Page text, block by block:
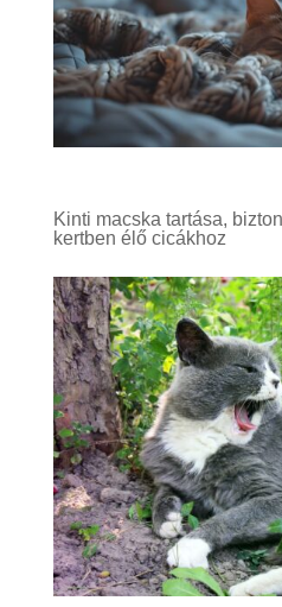
Kinti macska tartása,
kertben élő cicákhoz